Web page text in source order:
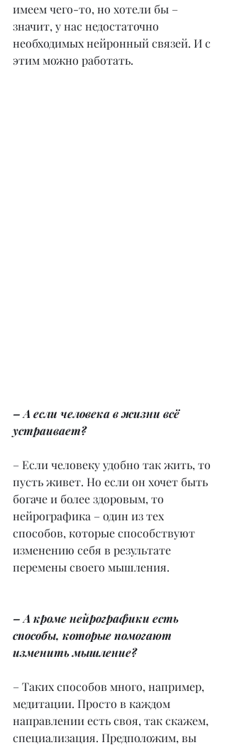
имеем чего-то, но хотели бы –
значит, у нас недостаточно
необходимых нейронный связей. И с
этим можно работать.
– А если человека в жизни всё
устраивает?
– Если человеку удобно так жить, то
пусть живет. Но если он хочет быть
богаче и более здоровым, то
нейрографика – один из тех
способов, которые способствуют
изменению себя в результате
перемены своего мышления.
– А кроме нейрографики есть
способы, которые помогают
изменить мышление?
– Таких способов много, например,
медитации. Просто в каждом
направлении есть своя, так скажем,
специализация. Предположим, вы